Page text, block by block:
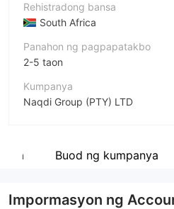
Rehistradong bansa
South Africa
Panahon ng pagpapatakbo
2-5 taon
Kumpanya
Naqdi Group (PTY) LTD
empleyado ng kumpanya
Buod ng kumpanya
Impormasyon ng